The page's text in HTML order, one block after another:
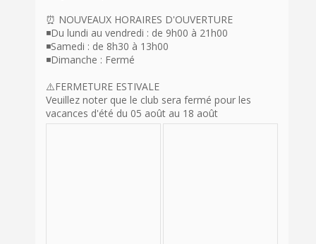
⏰ NOUVEAUX HORAIRES D'OUVERTURE
◾️Du lundi au vendredi : de 9h00 à 21h00
◾️Samedi : de 8h30 à 13h00
◾️Dimanche : Fermé
⚠️FERMETURE ESTIVALE
Veuillez noter que le club sera fermé pour les
vacances d'été du 05 août au 18 août